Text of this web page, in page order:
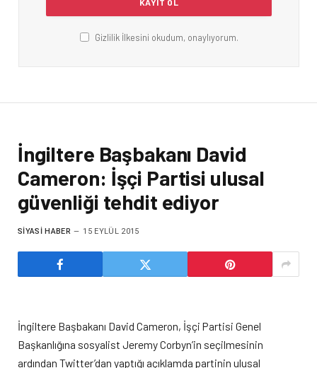
Gizlilik İlkesini okudum, onaylıyorum.
İngiltere Başbakanı David
Cameron: İşçi Partisi ulusal
güvenliği tehdit ediyor
SIYASI HABER 15 EYLÜL 2015
İngiltere Başbakanı David Cameron, İşçi Partisi Genel
Başkanlığına sosyalist Jeremy Corbyn’in seçilmesinin
ardından Twitter’dan yaptığı açıklamda partinin ulusal